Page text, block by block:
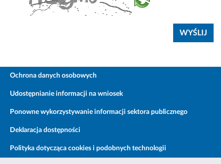
Ochrona danych osobowych
Udostępnianie informacji na wniosek
Ponowne wykorzystywanie informacji sektora publicznego
Deklaracja dostępności
Polityka dotycząca cookies i podobnych technologii